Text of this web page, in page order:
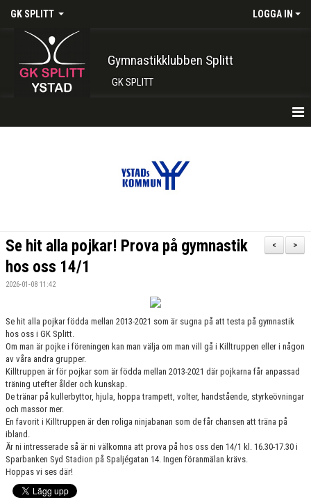
GK SPLITT LOGGA IN
Gymnastikklubben Splitt
GK SPLITT
INTRESSEANMÄLAN
GRUPPER OCH TIDER
STÖDMEDLEM
SPONSRING
FRÅGOR & SVAR
FUNKTIONÄRER
FRITIDSKORTET
>
<
Se hit alla pojkar! Prova på gymnastik
hos oss 14/1
2026-01-08 11:42
Se hit alla pojkar födda mellan 2013-2021 som är sugna på att testa på gymnastik
hos oss i GK Splitt.
Om man är pojke i föreningen kan man välja om man vill gå i Killtruppen eller i någon
av våra andra grupper.
Killtruppen är för pojkar som är födda mellan 2013-2021 där pojkarna får anpassad
träning utefter ålder och kunskap.
De tränar på kullerbyttor, hjula, hoppa trampett, volter, handstående, styrkeövningar
och massor mer.
En favorit i Killtruppen är den roliga ninjabanan som de får chansen att träna på
ibland.
Är ni intresserade så är ni välkomna att prova på hos oss den 14/1 kl. 16.30-17.30 i
Sparbanken Syd Stadion på Spaljégatan 14. Ingen föranmälan krävs.
Hoppas vi ses där!